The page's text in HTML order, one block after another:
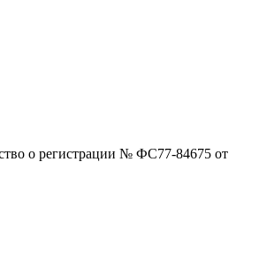
о регистрации № ФС77-84675 от